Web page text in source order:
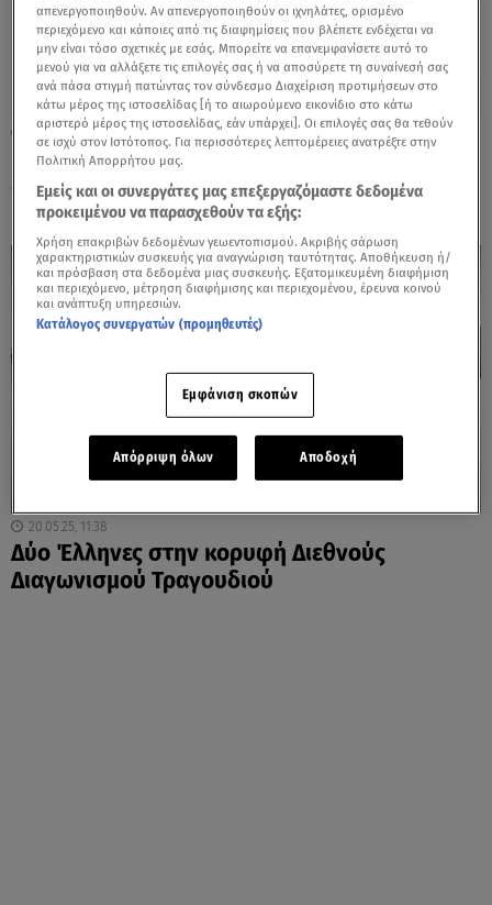
05.01.26, 12:49
Eurovision 2026: Οι 28 υποψήφιοι που
διεκδικούν την εκπροσώπηση της Ελλάδας
20.05.25, 11:38
Δύο Έλληνες στην κορυφή Διεθνούς
Διαγωνισμού Τραγουδιού
απενεργοποιηθούν. Αν απενεργοποιηθούν οι ιχνηλάτες, ορισμένο
περιεχόμενο και κάποιες από τις διαφημίσεις που βλέπετε ενδέχεται να
μην είναι τόσο σχετικές με εσάς. Μπορείτε να επανεμφανίσετε αυτό το
μενού για να αλλάξετε τις επιλογές σας ή να αποσύρετε τη συναίνεσή σας
ανά πάσα στιγμή πατώντας τον σύνδεσμο Διαχείριση προτιμήσεων στο
κάτω μέρος της ιστοσελίδας [ή το αιωρούμενο εικονίδιο στο κάτω
αριστερό μέρος της ιστοσελίδας, εάν υπάρχει]. Οι επιλογές σας θα τεθούν
σε ισχύ στον Ιστότοπος. Για περισσότερες λεπτομέρειες ανατρέξτε στην
Πολιτική Απορρήτου μας.
Εμείς και οι συνεργάτες μας επεξεργαζόμαστε δεδομένα
προκειμένου να παρασχεθούν τα εξής:
Χρήση επακριβών δεδομένων γεωεντοπισμού. Ακριβής σάρωση
χαρακτηριστικών συσκευής για αναγνώριση ταυτότητας. Αποθήκευση ή/
και πρόσβαση στα δεδομένα μιας συσκευής. Εξατομικευμένη διαφήμιση
και περιεχόμενο, μέτρηση διαφήμισης και περιεχομένου, έρευνα κοινού
και ανάπτυξη υπηρεσιών.
Κατάλογος συνεργατών (προμηθευτές)
Εμφάνιση σκοπών
Απόρριψη όλων Αποδοχή